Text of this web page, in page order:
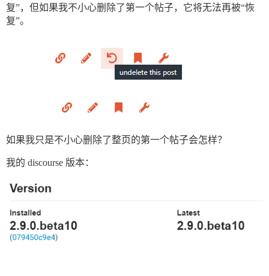
复”，但如果我不小心删除了第一个帖子，它将无法再被“恢
复”。
如果我只是不小心删除了整页的第一个帖子会怎样？
我的 discourse 版本：